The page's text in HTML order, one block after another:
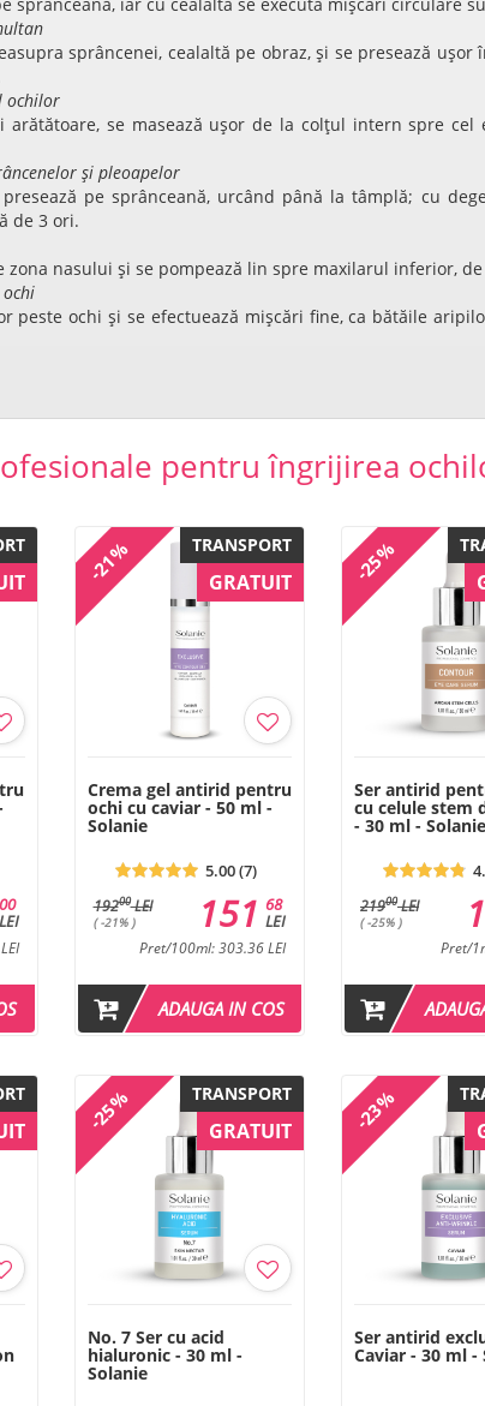
sprâncenei, cealaltă pe obraz, și se presează
ochilor
arătătoare, se masează ușor de la colțul intern spre
și pleoapelor
pe sprânceană, urcând până la tâmplă; cu
de 3 ori.
zona nasului și se pompează lin spre maxilarul inferior,
peste ochi și se efectuează mișcări fine, ca bătăile
pentru îngrijirea
00
LEI
TRANSPORT
GRATUIT
-21%
Crema gel antirid pentru
ochi cu caviar - 50 ml -
Solanie
5.00 (7)
19200LEI
( -21% )
68
LEI
151
Pret/100ml: 303.36 LEI
ADAUGA IN COS
-25%
Ser antirid
cu celule stem
- 30 ml - Solanie
21900LEI
( -25% )
Pret/
TRANSPORT
GRATUIT
-25%
No. 7 Ser cu acid
hialuronic - 30 ml -
Solanie
-23%
Ser antirid
Caviar - 30 ml -